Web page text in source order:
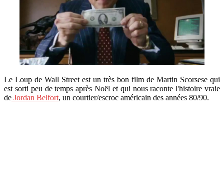
Le Loup de Wall Street est un très bon film de Martin Scorsese qui
est sorti peu de temps après Noël et qui nous raconte l'histoire vraie
de Jordan Belfort, un courtier/escroc américain des années 80/90.